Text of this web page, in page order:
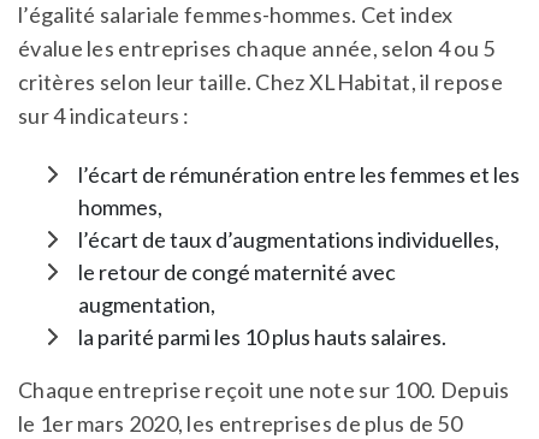
l’égalité salariale femmes-hommes. Cet index
évalue les entreprises chaque année, selon 4 ou 5
critères selon leur taille. Chez XLHabitat, il repose
sur 4 indicateurs :
l’écart de rémunération entre les femmes et les
hommes,
l’écart de taux d’augmentations individuelles,
le retour de congé maternité avec
augmentation,
la parité parmi les 10 plus hauts salaires.
Chaque entreprise reçoit une note sur 100. Depuis
le 1er mars 2020, les entreprises de plus de 50